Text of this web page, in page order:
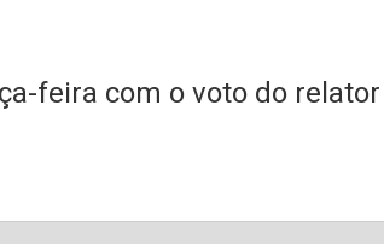
feira com o voto do relator